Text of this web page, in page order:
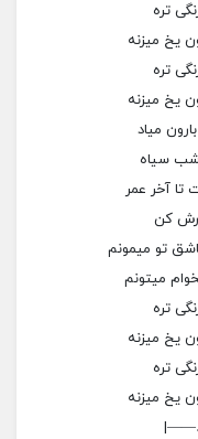
تره
یخ میزنه
تره
یخ میزنه
میاد
شب سیاه
تا آخر عمر
کن
تو میمونم
میتونم
تره
یخ میزنه
تره
یخ میزنه